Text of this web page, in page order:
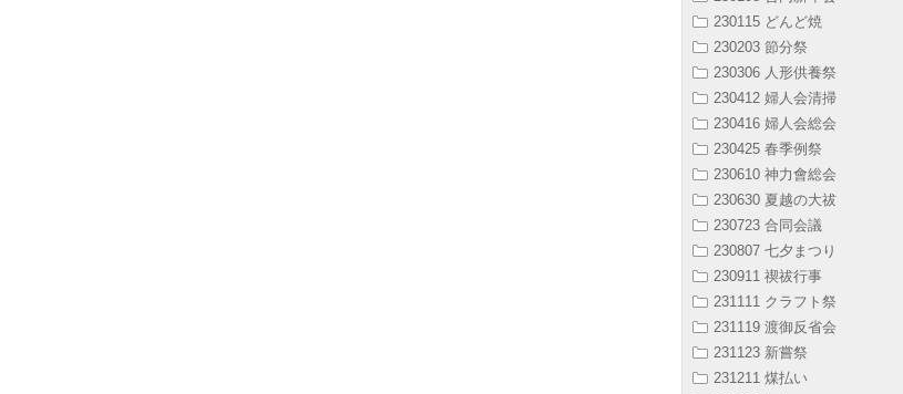
230115 どんど焼
230203 節分祭
230306 人形供養祭
230412 婦人会清掃
230416 婦人会総会
230425 春季例祭
230610 神力會総会
230630 夏越の大祓
230723 合同会議
230807 七夕まつり
230911 禊祓行事
231111 クラフト祭
231119 渡御反省会
231123 新嘗祭
231211 煤払い